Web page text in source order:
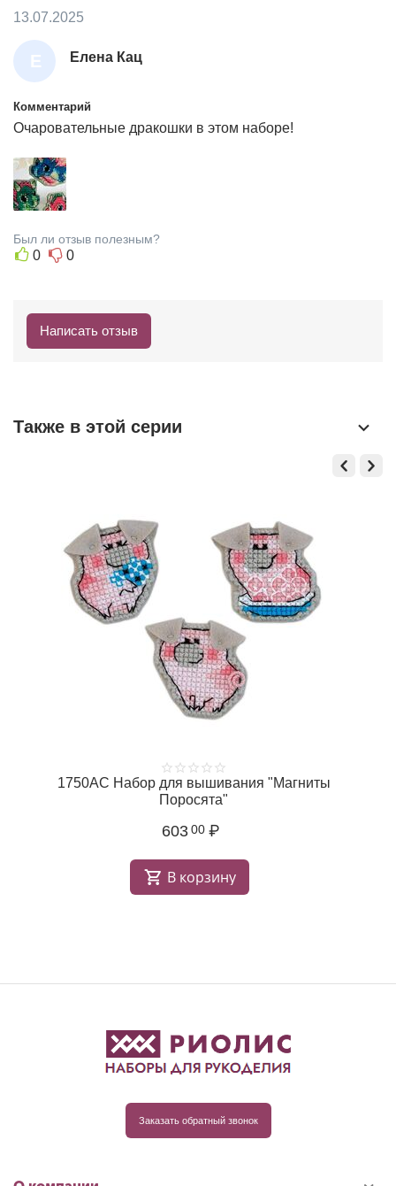
Е
Л
Е
Н
А
К
А
Елена Кац
13.07.2025
Комментарий
Очаровательные дракошки в этом наборе!
Был ли отзыв полезным?
0 0
Написать отзыв
Также в этой серии
1750АС Набор для вышивания "Магниты
Поросята"
603 00 ₽
В корзину
Заказать обратный звонок